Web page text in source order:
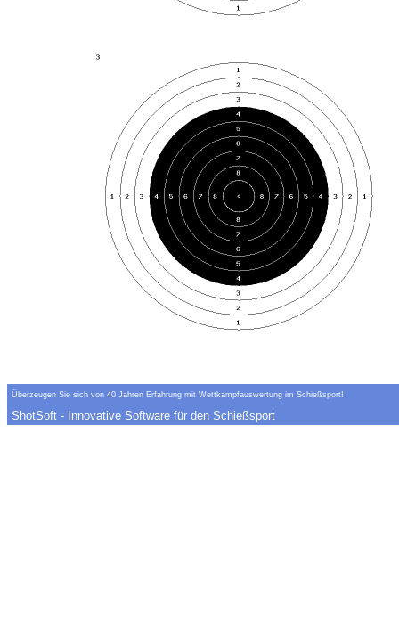
Überzeugen Sie sich von 40 Jahren Erfahrung mit Wettkampfauswertung im Schießsport!
ShotSoft - Innovative Software für den Schießsport